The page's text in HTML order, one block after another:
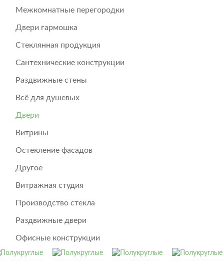
Межкомнатные перегородки
Двери гармошка
Стеклянная продукция
Сантехнические конструкции
Раздвижные стены
Всё для душевых
Двери
Витрины
Остекление фасадов
Другое
Витражная студия
Производство стекла
Раздвижные двери
Офисные конструкции